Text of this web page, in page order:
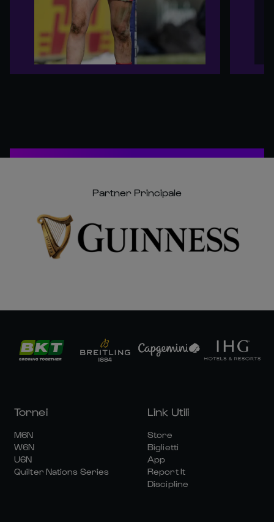
Partner Principale
Tornei
M6N
W6N
U6N
Quilter Nations Series
Link Utili
Store
Biglietti
App
Report It
Discipline